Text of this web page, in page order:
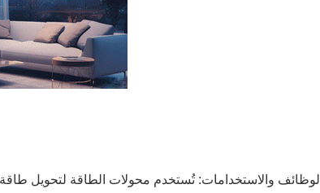
الوظائف والاستخدامات: تُستخدم محولات الطاقة لتحويل طاقة